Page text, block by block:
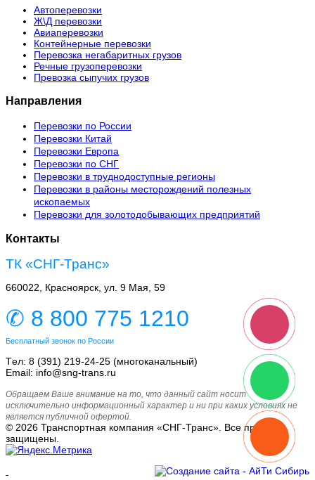
Автоперевозки
Ж\Д перевозки
Авиаперевозки
Контейнерные перевозки
Перевозка негабаритных грузов
Речные грузоперевозки
Превозка сыпучих грузов
Направления
Перевозки по России
Перевозки Китай
Перевозки Европа
Перевозки по СНГ
Перевозки в труднодоступные регионы
Перевозки в районы месторождений полезных
ископаемых
Перевозки для золотодобывающих предприятий
Контакты
ТК «СНГ-Транс»
660022, Красноярск, ул. 9 Мая, 59
✆ 8 800 775 1210
Бесплатный звонок по России
Tел: 8 (391) 219-24-25 (многоканальный)
Email: info@sng-trans.ru
Обращаем Ваше внимание на то, что данный сайт носит
исключительно информационный характер и ни при каких условиях не
является публичной офертой.
© 2026 Транспортная компания «СНГ-Транс». Все права
защищены.